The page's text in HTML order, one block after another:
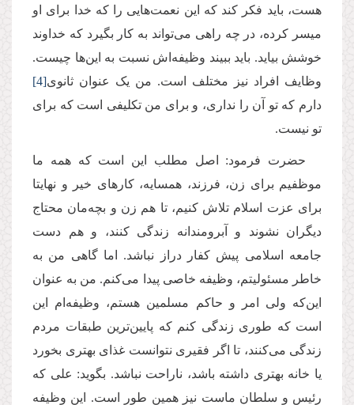
هست، باید فکر کند که این نعمت‌هایی را که خدا برای او
میسر کرده، در چه راهی می‌تواند به کار بگیرد که خداوند
خوشش بیاید. باید ببیند وظیفه‌اش نسبت به این‌ها چیست.
وظایف افراد نیز مختلف است. من یک عنوان ثانوی[4]
دارم که تو آن را نداری، و برای من تکلیفی است که برای
تو نیست.
حضرت فرمود: اصل مطلب این است که همه ما
موظفیم برای زن، فرزند، همسایه‌، کارهای خیر و نهایتا
برای عزت اسلام تلاش کنیم، تا هم زن و بچه‌مان محتاج
دیگران نشوند و آبرومندانه زندگی کنند، و هم دست
جامعه اسلامی پیش کفار دراز نباشد. اما گاهی من به
خاطر مسئولیتم، وظیفه خاصی پیدا می‌کنم. من به عنوان
این‌که ولی امر و حاکم مسلمین هستم، وظیفه‌ام این
است که طوری زندگی کنم که پایین‌ترین طبقات مردم
زندگی می‌کنند، تا اگر فقیری نتوانست غذای بهتری بخورد
یا خانه بهتری داشته باشد، ناراحت نباشد. بگوید: علی که
رئیس و سلطان ماست نیز همین طور است. این وظیفه